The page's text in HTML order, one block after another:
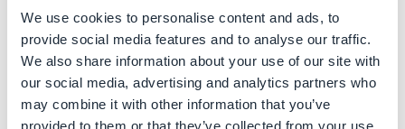
We use cookies to personalise content and ads, to
provide social media features and to analyse our traffic.
We also share information about your use of our site with
our social media, advertising and analytics partners who
may combine it with other information that you’ve
provided to them or that they’ve collected from your use
vous utilisez) :
Tarif Mapbox :https://www.mapbox.com/pricing/
Tarif Google Map :https://cloud.google.com/maps-
platform/pricing/sheet/